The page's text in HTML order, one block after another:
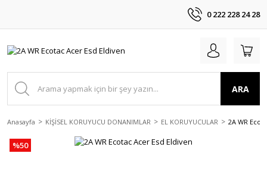
0 222 228 24 28
ARA
Anasayfa KİŞİSEL KORUYUCU DONANIMLAR EL KORUYUCULAR 2A WR
%50